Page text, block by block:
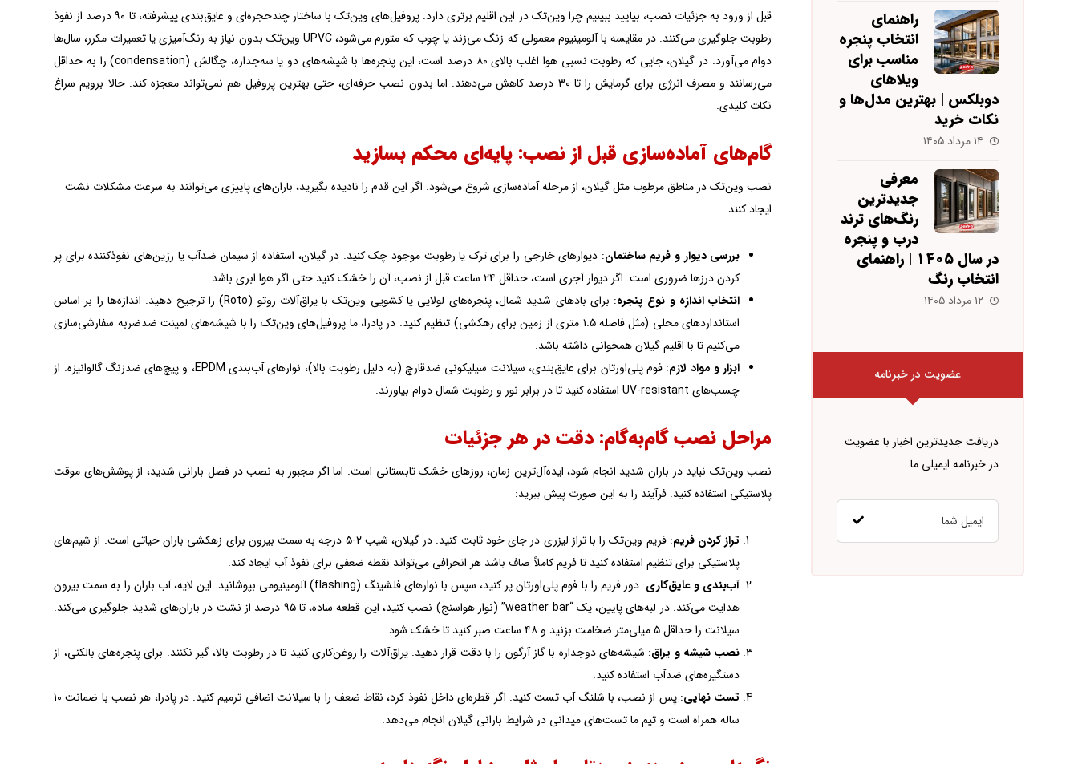
قبل از ورود به جزئیات نصب، بیایید ببینیم چرا وین‌تک در این اقلیم برتری دارد. پروفیل‌های وین‌تک با ساختار چندحجره‌ای و عایق‌بندی پیشرفته، تا ۹۰ درصد از نفوذ
رطوبت جلوگیری می‌کنند. در مقایسه با آلومینیوم معمولی که زنگ می‌زند یا چوب که متورم می‌شود، UPVC وین‌تک بدون نیاز به رنگ‌آمیزی یا تعمیرات مکرر، سال‌ها
دوام می‌آورد. در گیلان، جایی که رطوبت نسبی هوا اغلب بالای ۸۰ درصد است، این پنجره‌ها با شیشه‌های دو یا سه‌جداره، چگالش (condensation) را به حداقل
می‌رسانند و مصرف انرژی برای گرمایش را تا ۳۰ درصد کاهش می‌دهند. اما بدون نصب حرفه‌ای، حتی بهترین پروفیل هم نمی‌تواند معجزه کند. حالا برویم سراغ
نکات کلیدی.
گام‌های آماده‌سازی قبل از نصب: پایه‌ای محکم بسازید
نصب وین‌تک در مناطق مرطوب مثل گیلان، از مرحله آماده‌سازی شروع می‌شود. اگر این قدم را نادیده بگیرید، باران‌های پاییزی می‌توانند به سرعت مشکلات نشت
ایجاد کنند.
بررسی دیوار و فریم ساختمان: دیوارهای خارجی را برای ترک یا رطوبت موجود چک کنید. در گیلان، استفاده از سیمان ضدآب یا رزین‌های نفوذکننده برای پر
کردن درزها ضروری است. اگر دیوار آجری است، حداقل ۲۴ ساعت قبل از نصب، آن را خشک کنید حتی اگر هوا ابری باشد.
انتخاب اندازه و نوع پنجره
: برای بادهای شدید شمال، پنجره‌های لولایی یا کشویی وین‌تک با یراق‌آلات روتو (Roto) را ترجیح دهید. اندازه‌ها را بر اساس
استانداردهای محلی (مثل فاصله ۱.۵ متری از زمین برای زهکشی) تنظیم کنید. در پادرا، ما پروفیل‌های وین‌تک را با شیشه‌های لمینت ضدضربه سفارشی‌سازی
می‌کنیم تا با اقلیم گیلان همخوانی داشته باشد.
ابزار و مواد لازم
: فوم پلی‌اورتان برای عایق‌بندی، سیلانت سیلیکونی ضدقارچ (به دلیل رطوبت بالا)، نوارهای آب‌بندی EPDM، و پیچ‌های ضدزنگ گالوانیزه. از
چسب‌های UV-resistant استفاده کنید تا در برابر نور و رطوبت شمال دوام بیاورند.
مراحل نصب گام‌به‌گام: دقت در هر جزئیات
نصب وین‌تک نباید در باران شدید انجام شود، ایده‌آل‌ترین زمان، روزهای خشک تابستانی است. اما اگر مجبور به نصب در فصل بارانی شدید، از پوشش‌های موقت
پلاستیکی استفاده کنید. فرآیند را به این صورت پیش ببرید:
تراز کردن فریم
: فریم وین‌تک را با تراز لیزری در جای خود ثابت کنید. در گیلان، شیب ۲-۵ درجه به سمت بیرون برای زهکشی باران حیاتی است. از شیم‌های
پلاستیکی برای تنظیم استفاده کنید تا فریم کاملاً صاف باشد هر انحرافی می‌تواند نقطه ضعفی برای نفوذ آب ایجاد کند.
آب‌بندی و عایق‌کاری
: دور فریم را با فوم پلی‌اورتان پر کنید، سپس با نوارهای فلشینگ (flashing) آلومینیومی بپوشانید. این لایه، آب باران را به سمت بیرون
هدایت می‌کند. در لبه‌های پایین، یک “weather bar” (نوار هواسنج) نصب کنید، این قطعه ساده، تا ۹۵ درصد از نشت در باران‌های شدید جلوگیری می‌کند.
سیلانت را حداقل ۵ میلی‌متر ضخامت بزنید و ۴۸ ساعت صبر کنید تا خشک شود.
نصب شیشه و یراق: شیشه‌های دوجداره با گاز آرگون را با دقت قرار دهید. یراق‌آلات را روغن‌کاری کنید تا در رطوبت بالا، گیر نکنند. برای پنجره‌های بالکنی، از
دستگیره‌های ضدآب استفاده کنید.
تست نهایی
: پس از نصب، با شلنگ آب تست کنید. اگر قطره‌ای داخل نفوذ کرد، نقاط ضعف را با سیلانت اضافی ترمیم کنید. در پادرا، هر نصب با ضمانت ۱۰
ساله همراه است و تیم ما تست‌های میدانی در شرایط بارانی گیلان انجام می‌دهد.
راهنمای
انتخاب پنجره
مناسب برای
ویلاهای
دوبلکس | بهترین مدل‌ها و
نکات خرید
۱۴ مرداد ۱۴۰۵
معرفی
جدیدترین
رنگ‌های ترند
درب و پنجره
در سال ۱۴۰۵ | راهنمای
انتخاب رنگ
۱۲ مرداد ۱۴۰۵
عضویت در خبرنامه
دریافت جدیدترین اخبار با عضویت
در خبرنامه ایمیلی ما